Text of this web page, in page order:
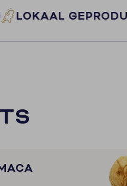
GEPRODUCEERD